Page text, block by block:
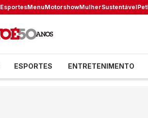
EsportesMenuMotorshowMulherSustentávelPet
ESPORTES ENTRETENIMENTO